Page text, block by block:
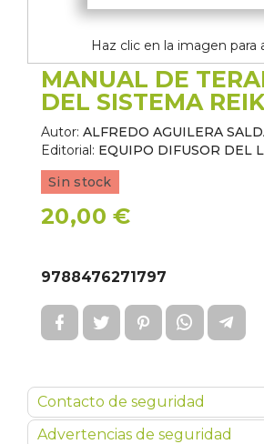
Haz clic en la imagen para
MANUAL DE
DEL SISTEMA
Autor: ALFREDO AGUILERA
Editorial: EQUIPO DIFUSOR DEL
Sin stock
20,00 €
9788476271797
Contacto de seguridad
Advertencias de seguridad